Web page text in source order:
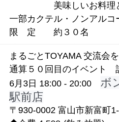
美味しいお料理とス
一部カクテル・ノンアルコ
限 定 約３０名
まるごとTOYAMA 交流会
通算５０回目のイベント
6月3日 18:00 - 20:00 ボ
駅前店
〒930-0002 富山市新富町